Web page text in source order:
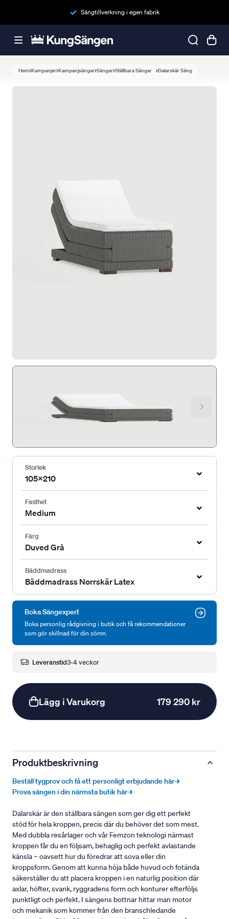
Sängtillverkning i egen fabrik
Hem Kampanjer Kampanjsängar Sängar Ställbara Sängar Dalarskär Säng
Storlek
105x210
Fasthet
Medium
Färg
Duved Grå
Bäddmadrass
Bäddmadrass Norrskär Latex
Boka Sängexpert
Boka personlig rådgivning i butik och få rekommendationer
som gör skillnad för din sömn.
Leveranstid3-4 veckor
Lägg i Varukorg 179 290 kr
Produktbeskrivning
Beställ tygprov och få ett personligt erbjudande här→
Prova sängen i din närmsta butik här→
Dalarskär är den ställbara sängen som ger dig ett perfekt
stöd för hela kroppen, precis där du behöver det som mest.
Med dubbla resårlager och vår Femzon teknologi närmast
kroppen får du en följsam, behaglig och perfekt avlastande
känsla – oavsett hur du föredrar att sova eller din
kroppsform. Genom att kunna höja både huvud och fotända
säkerställer du att placera kroppen i en naturlig position där
axlar, höfter, svank, ryggradens form och konturer efterföljs
punktligt och perfekt. I sängens bottnar hittar man motor
och mekanik som kommer från den branschledande